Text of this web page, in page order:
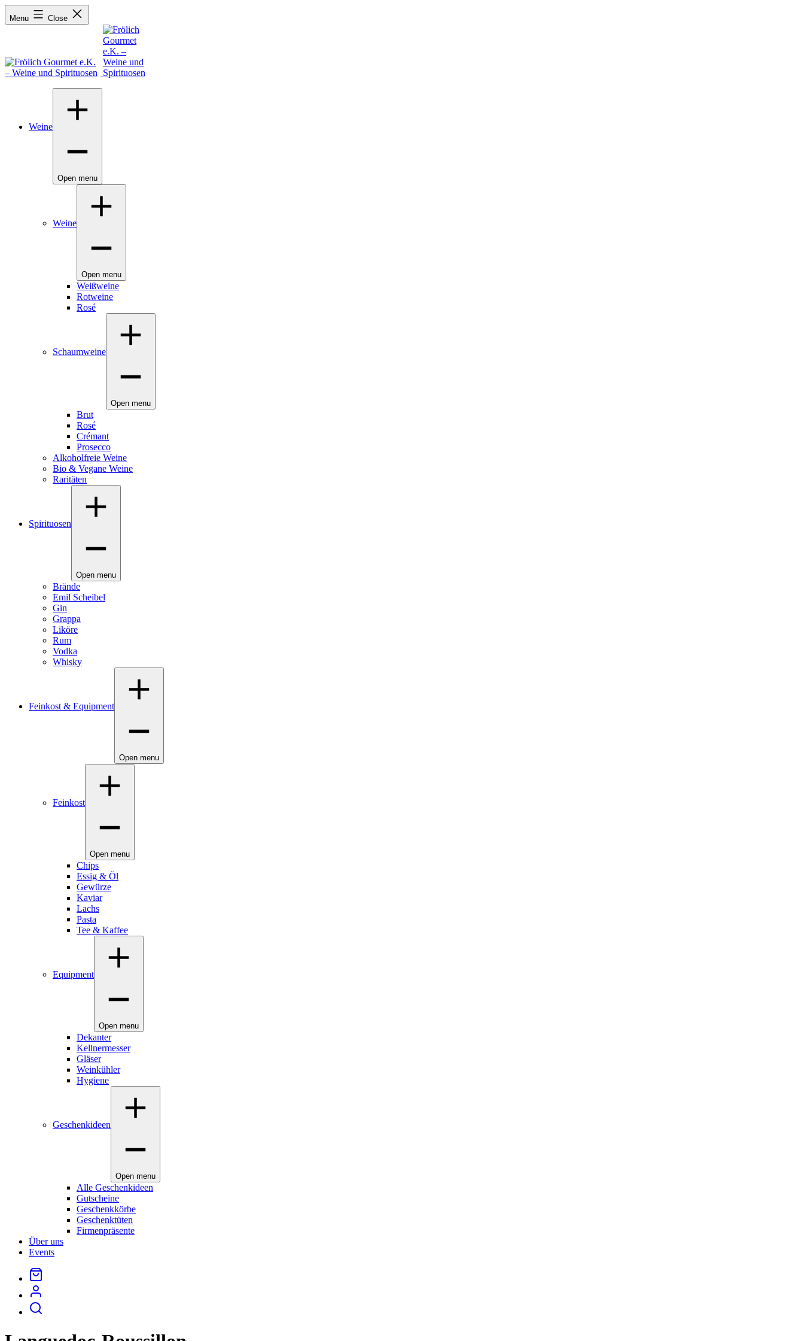
Menu Close
Weine
Open menu
Weine
Open menu
Weißweine
Rotweine
Rosé
Schaumweine
Open menu
Brut
Rosé
Crémant
Prosecco
Alkoholfreie Weine
Bio & Vegane Weine
Raritäten
Spirituosen
Open menu
Brände
Emil Scheibel
Gin
Grappa
Liköre
Rum
Vodka
Whisky
Feinkost & Equipment
Open menu
Feinkost
Open menu
Chips
Essig & Öl
Gewürze
Kaviar
Lachs
Pasta
Tee & Kaffee
Equipment
Open menu
Dekanter
Kellnermesser
Gläser
Weinkühler
Hygiene
Geschenkideen
Open menu
Alle Geschenkideen
Gutscheine
Geschenkkörbe
Geschenktüten
Firmenpräsente
Über uns
Events